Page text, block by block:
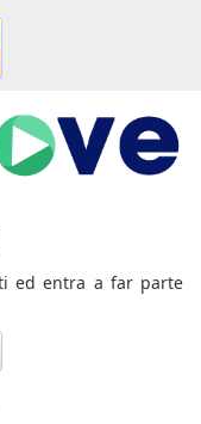
ed entra a far parte